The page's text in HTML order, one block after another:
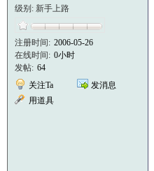
级别: 新手上路
注册时间: 2006-05-26
在线时间: 0小时
发帖: 64
关注Ta
发消息
用道具